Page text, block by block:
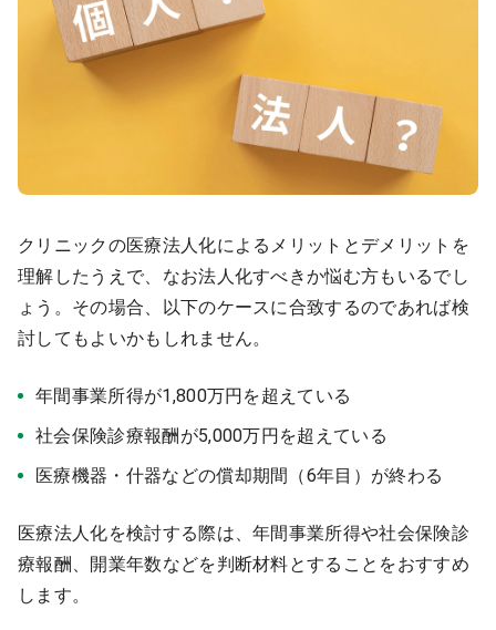
クリニックの医療法人化によるメリットとデメリットを
理解したうえで、なお法人化すべきか悩む方もいるでし
ょう。その場合、以下のケースに合致するのであれば検
討してもよいかもしれません。
年間事業所得が1,800万円を超えている
社会保険診療報酬が5,000万円を超えている
医療機器・什器などの償却期間（6年目）が終わる
医療法人化を検討する際は、年間事業所得や社会保険診
療報酬、開業年数などを判断材料とすることをおすすめ
します。